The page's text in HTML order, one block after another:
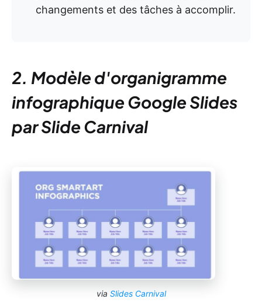
changements et des tâches à accomplir.
2. Modèle d'organigramme
infographique Google Slides
par Slide Carnival
via Slides Carnival